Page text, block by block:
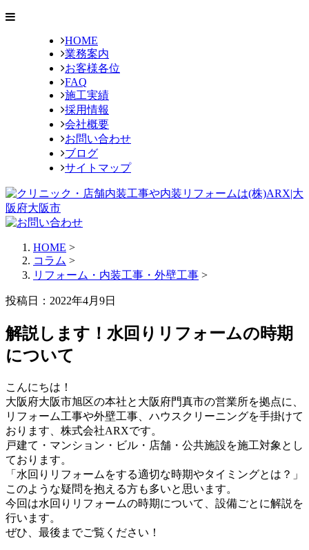
HOME
業務案内
お客様各位
FAQ
施工実績
採用情報
会社概要
お問い合わせ
ブログ
サイトマップ
HOME >
コラム >
リフォーム・内装工事・外壁工事 >
投稿日：2022年4月9日
解説します！水回りリフォームの時期
について
こんにちは！
大阪府大阪市旭区の本社と大阪府門真市の営業所を拠点に、
リフォーム工事や外壁工事、ハウスクリーニングを手掛けて
おります、株式会社ARXです。
戸建て・マンション・ビル・店舗・公共施設を施工対象とし
ております。
「水回りリフォームをする適切な時期やタイミングとは？」
このような疑問を抱える方も多いと思います。
今回は水回りリフォームの時期について、設備ごとに解説を
行います。
ぜひ、最後までご覧ください！